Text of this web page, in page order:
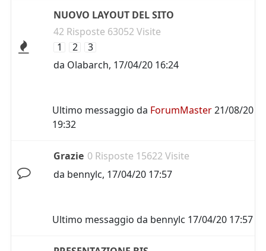
NUOVO LAYOUT DEL SITO
42 Risposte 63052 Visite
1
2
3
da Olabarch, 17/04/20 16:24
Ultimo messaggio da ForumMaster21/08/20
19:32
Grazie 0 Risposte 15622 Visite
da bennylc, 17/04/20 17:57
Ultimo messaggio da bennylc 17/04/20 17:57